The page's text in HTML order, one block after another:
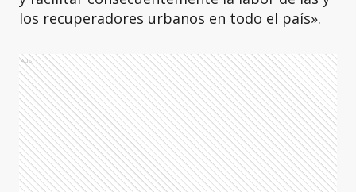
los recuperadores urbanos en todo el país».
Ads